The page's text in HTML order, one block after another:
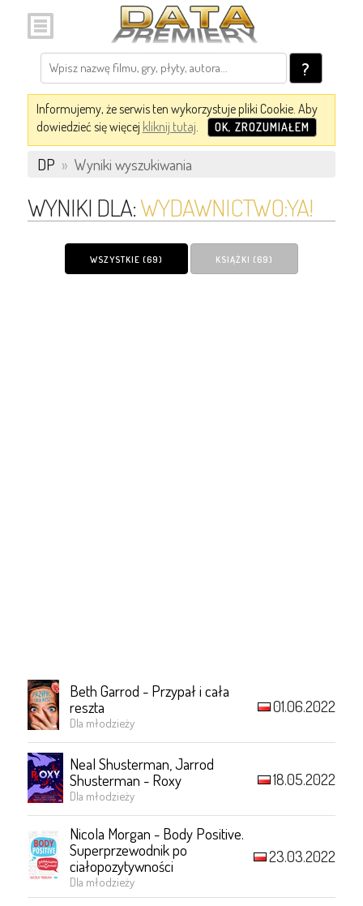
?
Informujemy, że serwis ten wykorzystuje pliki Cookie. Aby
dowiedzieć się więcej kliknij tutaj. OK, ZROZUMIAŁEM
DP » Wyniki wyszukiwania
WYNIKI DLA:WYDAWNICTWO:YA!
WSZYSTKIE (69) KSIĄŻKI (69)
Beth Garrod - Przypał i cała
reszta
Dla młodzieży
01.06.2022
Neal Shusterman, Jarrod
Shusterman - Roxy
Dla młodzieży
18.05.2022
Nicola Morgan - Body Positive.
Superprzewodnik po
ciałopozytywności
Dla młodzieży
23.03.2022